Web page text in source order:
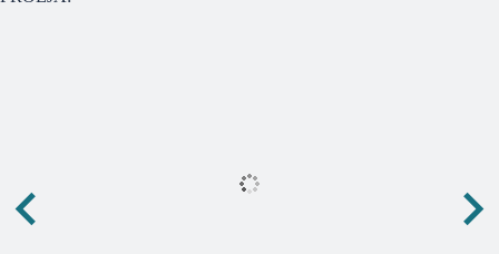
Acesse a página